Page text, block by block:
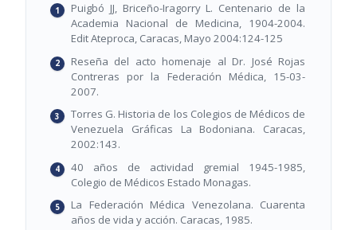
Puigbó JJ, Briceño-Iragorry L. Centenario de la
Academia Nacional de Medicina, 1904-2004.
Edit Ateproca, Caracas, Mayo 2004:124-125
Reseña del acto homenaje al Dr. José Rojas
Contreras por la Federación Médica, 15-03-
2007.
Torres G. Historia de los Colegios de Médicos de
Venezuela Gráficas La Bodoniana. Caracas,
2002:143.
40 años de actividad gremial 1945-1985,
Colegio de Médicos Estado Monagas.
La Federación Médica Venezolana. Cuarenta
años de vida y acción. Caracas, 1985.